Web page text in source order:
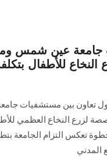
جامعة عين شمس
تعاون بين مستشفيات
لزرع النخاع العظمي
تعكس التزام الجامعة
المدني